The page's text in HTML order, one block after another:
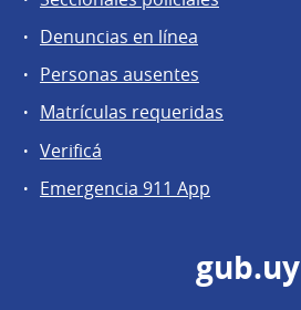
Denuncias en línea
Personas ausentes
Matrículas requeridas
Verificá
Emergencia 911 App
gub.uy